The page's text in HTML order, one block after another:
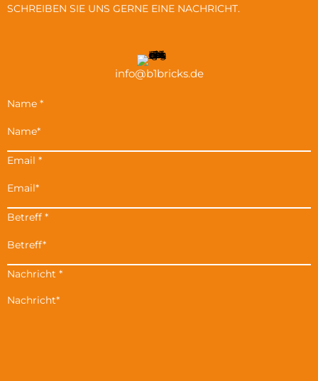
SCHREIBEN SIE UNS GERNE EINE NACHRICHT.
info@b1bricks.de
Name *
Email *
Betreff *
Nachricht *